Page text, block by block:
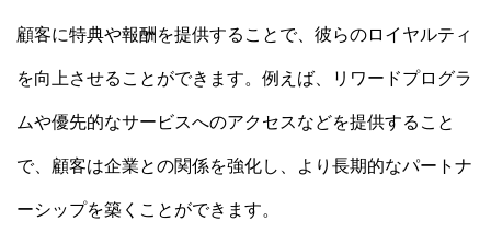
顧客に特典や報酬を提供することで、彼らのロイヤルティ
を向上させることができます。例えば、リワードプログラ
ムや優先的なサービスへのアクセスなどを提供すること
で、顧客は企業との関係を強化し、より長期的なパートナ
ーシップを築くことができます。